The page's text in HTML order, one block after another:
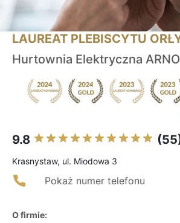
LAUREAT PLEBISCYTU
Hurtownia Elektryczna ARNO
9.8
Krasnystaw, ul. Miodowa 3
Pokaż numer telefonu
O firmie: